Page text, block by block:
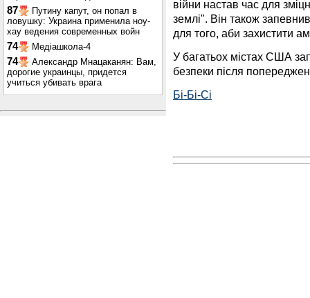
87
Путину капут, он попал в
ловушку: Украина применила ноу-
хау ведения современных войн
74 Медіашкола-4
74
Александр Мнацаканян: Вам,
дорогие украинцы, придется
учиться убивать врага
війни настав час для
землі". Він також
для того, аби захистити
У багатьох містах США
безпеки після
Бі-Бі-Сі